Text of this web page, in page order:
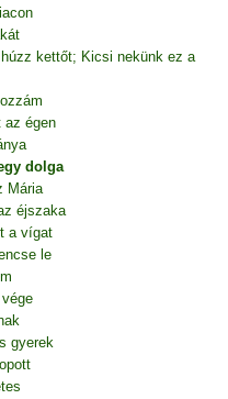
kettőt; Kicsi nekünk ez a
az égen
dolga
Mária
éjszaka
a vígat
le
gyerek